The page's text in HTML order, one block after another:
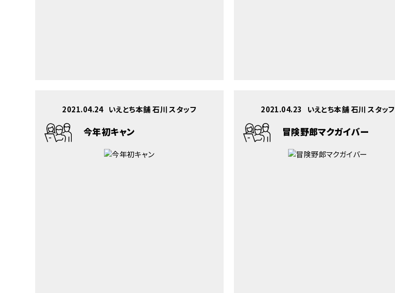
2021.04.24 いえとち本舗 石川 スタッフ
今年初キャン
2021.04.23 いえとち本舗 石川 スタッフ
冒険野郎マクガイバー